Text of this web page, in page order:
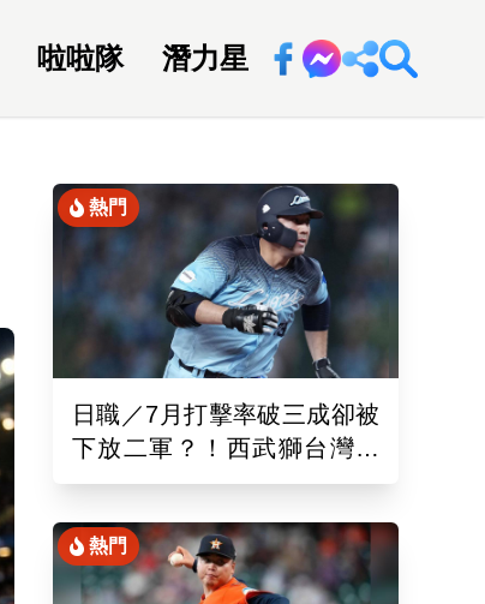
啦啦隊 潛力星 回新聞網
熱門
日職／7月打擊率破三成卻被
下放二軍？！西武獅台灣重
砲林安可「抹消登錄」原因
熱門